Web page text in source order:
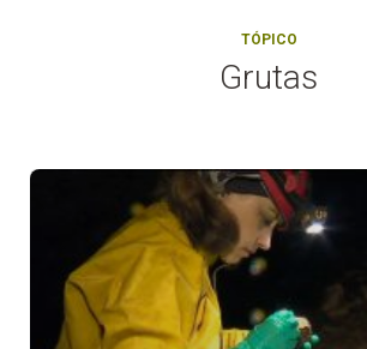
TÓPICO
Grutas